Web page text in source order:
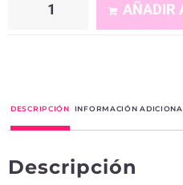
AÑADIR
e
n
DESCRIPCIÓN INFORMACIÓN
Descripción